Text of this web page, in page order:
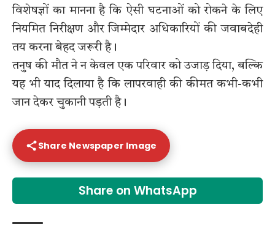
विशेषज्ञों का मानना है कि ऐसी घटनाओं को रोकने के लिए
नियमित निरीक्षण और जिम्मेदार अधिकारियों की जवाबदेही
तय करना बेहद जरूरी है।
तनुष की मौत ने न केवल एक परिवार को उजाड़ दिया, बल्कि
यह भी याद दिलाया है कि लापरवाही की कीमत कभी-कभी
जान देकर चुकानी पड़ती है।
Share Newspaper Image
Share on WhatsApp